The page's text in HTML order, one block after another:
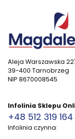
Aleja Warszawska
39-400 Tarnobrzeg
NIP 8670008545
Infolinia Sklepu
+48 512 319 164
Infolinia czynna: